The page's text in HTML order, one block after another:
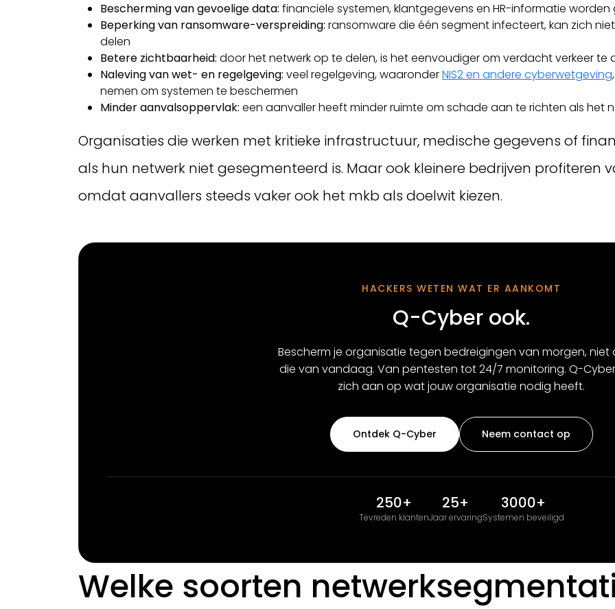
Bescherming van gevoelige data: financiële systemen, klantgegevens en HR-informatie
Beperking van ransomware-verspreiding: ransomware die één segment infecteert, kan zich
delen
Betere zichtbaarheid: door het netwerk op te delen, is het eenvoudiger om verdacht verkeer te
Naleving van wet- en regelgeving: veel regelgeving, waaronderNIS2 en andere cyberwetgeving
nemen om systemen te beschermen
Minder aanvalsoppervlak: een aanvaller heeft minder ruimte om schade aan te richten als het
Organisaties die werken met kritieke infrastructuur, medische gegevens of
als hun netwerk niet gesegmenteerd is. Maar ook kleinere bedrijven profiteren
omdat aanvallers steeds vaker ook het mkb als doelwit kiezen.
HACKERS WETEN WAT ER AANKOMT
Q-Cyber ook.
Bescherm je organisatie tegen bedreigingen van morgen, niet
die van vandaag. Van pentesten tot 24/7 monitoring. Q-
zich aan op wat jouw organisatie nodig heeft.
Ontdek Q-Cyber Neem contact op
250+
Tevreden klanten
25+
Jaar ervaring
3000+
Systemen beveiligd
Welke soorten